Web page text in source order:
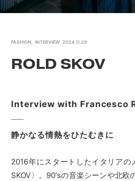
FASHION ,INTERVIEW 2024.11.29
ROLD SKOV
Interview with Francesco
静かなる情熱をひたむきに
2016年にスタートしたイタリアの
SKOV〉。90’sの音楽シーンや北欧